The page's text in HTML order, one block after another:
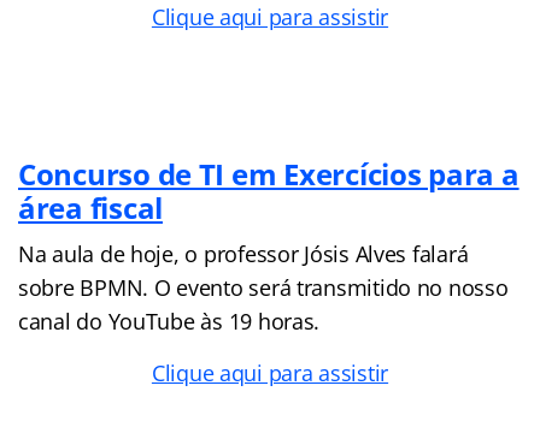
Clique aqui para assistir
Concurso de TI em Exercícios para a
área fiscal
Na aula de hoje, o professor Jósis Alves falará
sobre BPMN. O evento será transmitido no nosso
canal do YouTube às 19 horas.
Clique aqui para assistir